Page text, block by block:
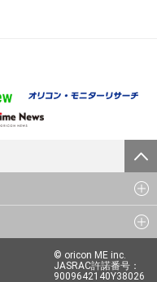
© oricon ME inc.
JASRAC許諾番号：
9009642140Y38026